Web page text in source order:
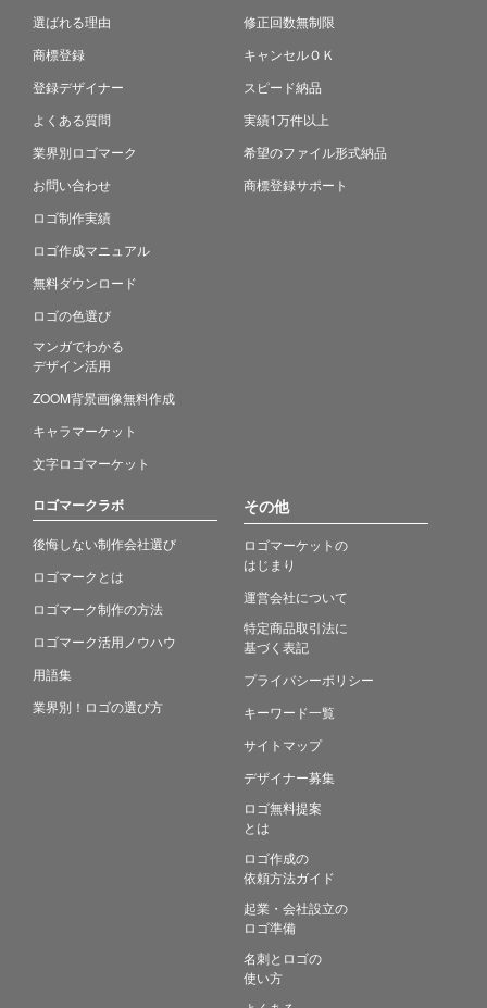
選ばれる理由
商標登録
登録デザイナー
よくある質問
業界別ロゴマーク
お問い合わせ
ロゴ制作実績
ロゴ作成マニュアル
無料ダウンロード
ロゴの色選び
マンガでわかる
デザイン活用
ZOOM背景画像無料作成
キャラマーケット
文字ロゴマーケット
修正回数無制限
キャンセルＯＫ
スピード納品
実績1万件以上
希望のファイル形式納品
商標登録サポート
ロゴマークラボ
後悔しない制作会社選び
ロゴマークとは
ロゴマーク制作の方法
ロゴマーク活用ノウハウ
用語集
業界別！ロゴの選び方
その他
ロゴマーケットの
はじまり
運営会社について
特定商品取引法に
基づく表記
プライバシーポリシー
キーワード一覧
サイトマップ
デザイナー募集
ロゴ無料提案
とは
ロゴ作成の
依頼方法ガイド
起業・会社設立の
ロゴ準備
名刺とロゴの
使い方